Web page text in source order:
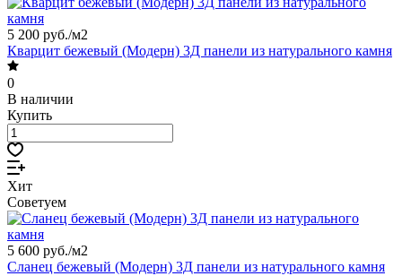
5 200 руб./м2
Кварцит бежевый (Модерн) 3Д панели из натурального камня
0
В наличии
Купить
Хит
Советуем
5 600 руб./м2
Сланец бежевый (Модерн) 3Д панели из натурального камня